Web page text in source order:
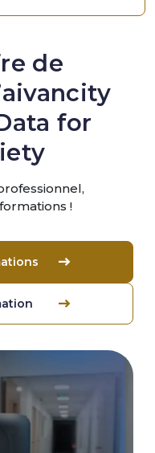
de
for
!